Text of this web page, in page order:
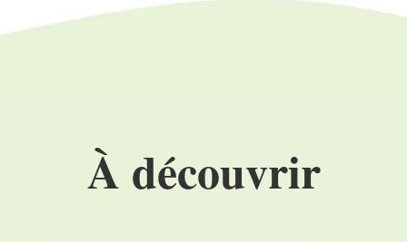
À découvrir